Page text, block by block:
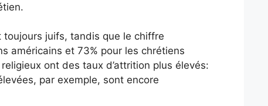
toujours juifs, tandis que le chiffre
américains et 73% pour les chrétiens
ont des taux d’attrition plus élevés:
par exemple, sont encore